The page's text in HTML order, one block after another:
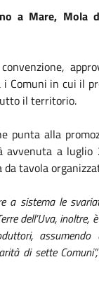
a Mare, Mola
i Comuni in cui il
il territorio.
punta alla
a
tavola
a sistema le
dell’Uva,
assumendo
di sette Comuni”,